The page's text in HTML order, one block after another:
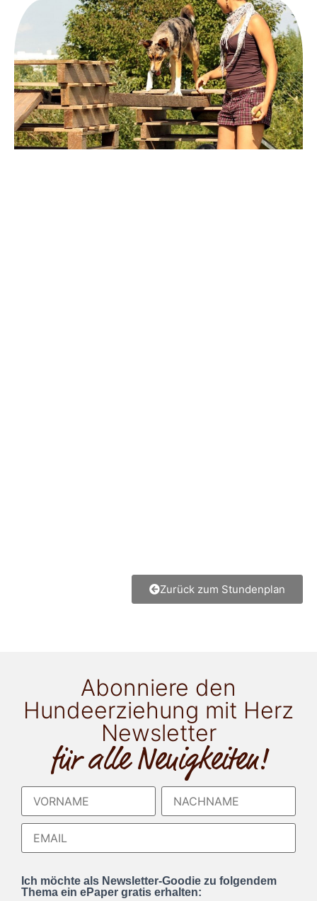
Zurück zum Stundenplan
Abonniere den
Hundeerziehung mit Herz
Newsletter
für alle Neuigkeiten!
Ich möchte als Newsletter-Goodie zu folgendem
Thema ein ePaper gratis erhalten: